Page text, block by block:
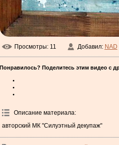
Просмотры: 11 Добавил: NAD
Понравилось? Поделитесь этим видео с
Описание материала:
авторский МК "Силуэтный декупаж"